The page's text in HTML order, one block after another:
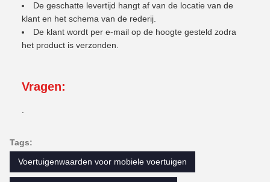
De geschatte levertijd hangt af van de locatie van de
klant en het schema van de rederij.
De klant wordt per e-mail op de hoogte gesteld zodra
het product is verzonden.
Vragen:
Tags:
Voertuigenwaarden voor mobiele voertuigen